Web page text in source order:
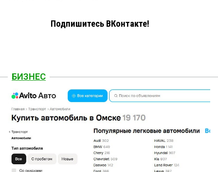
Подпишитесь ВКонтакте!
БИЗНЕС